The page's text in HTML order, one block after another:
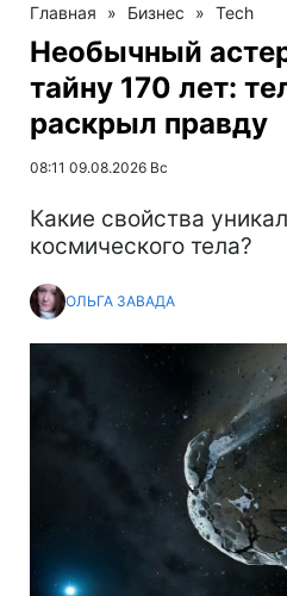
Главная » Бизнес » Tech
Необычный
тайну 170 лет:
раскрыл правду
08:11 09.08.2026 Вс
Какие свойства
космического тела?
ОЛЬГА ЗАВАДА